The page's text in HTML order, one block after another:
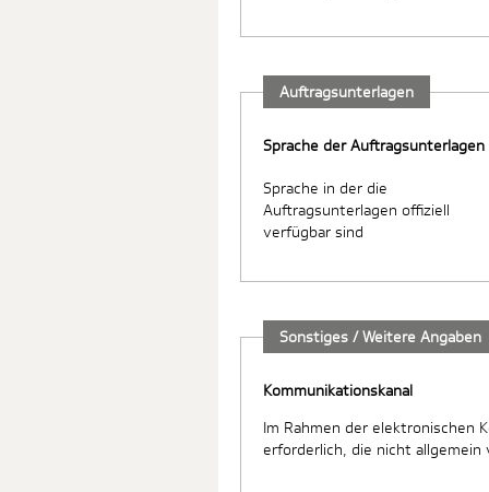
Auftragsunterlagen
Sprache der Auftragsunterlagen
Sprache in der die
Auftragsunterlagen offiziell
verfügbar sind
Sonstiges / Weitere Angaben
Kommunikationskanal
Im Rahmen der elektronischen
erforderlich, die nicht allgemein